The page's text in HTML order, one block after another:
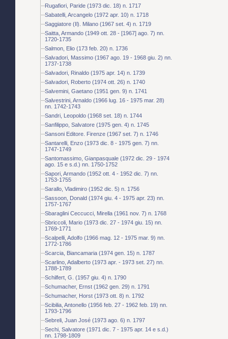
Rugafiori, Paride (1973 dic. 18) n. 1717
Sabatelli, Arcangelo (1972 apr. 10) n. 1718
Saggiatore (Il). Milano (1967 set. 4) n. 1719
Saitta, Armando (1949 ott. 28 - [1967] ago. 7) nn.
1720-1735
Salmon, Elio (173 feb. 20) n. 1736
Salvadori, Massimo (1967 ago. 19 - 1968 giu. 2) nn.
1737-1738
Salvadori, Rinaldo (1975 apr. 14) n. 1739
Salvadori, Roberto (1974 ott. 26) n. 1740
Salvemini, Gaetano (1951 gen. 9) n. 1741
Salvestrini, Arnaldo (1966 lug. 16 - 1975 mar. 28)
nn. 1742-1743
Sandri, Leopoldo (1968 set. 18) n. 1744
Sanfilippo, Salvatore (1975 gen. 4) n. 1745
Sansoni Editore. Firenze (1967 set. 7) n. 1746
Santarelli, Enzo (1973 dic. 8 - 1975 gen. 7) nn.
1747-1749
Santomassimo, Gianpasquale (1972 dic. 29 - 1974
ago. 15 e s.d.) nn. 1750-1752
Sapori, Armando (1952 ott. 4 - 1952 dic. 7) nn.
1753-1755
Sarallo, Vladimiro (1952 dic. 5) n. 1756
Sassoon, Donald (1974 giu. 4 - 1975 apr. 23) nn.
1757-1767
Sbaraglini Ceccucci, Mirella (1961 nov. 7) n. 1768
Sbriccoli, Mario (1973 dic. 27 - 1974 giu. 15) nn.
1769-1771
Scalpelli, Adolfo (1966 mag. 12 - 1975 mar. 9) nn.
1772-1786
Scarcia, Biancamaria (1974 gen. 15) n. 1787
Scarlino, Adalberto (1973 apr. - 1973 set. 27) nn.
1788-1789
Schilfert, G. (1957 giu. 4) n. 1790
Schumacher, Ernst (1962 gen. 29) n. 1791
Schumacher, Horst (1973 ott. 8) n. 1792
Scibilia, Antonello (1956 feb. 27 - 1962 feb. 19) nn.
1793-1796
Sebreli, Juan José (1973 ago. 6) n. 1797
Sechi, Salvatore (1971 dic. 7 - 1975 apr. 14 e s.d.)
nn. 1798-1809